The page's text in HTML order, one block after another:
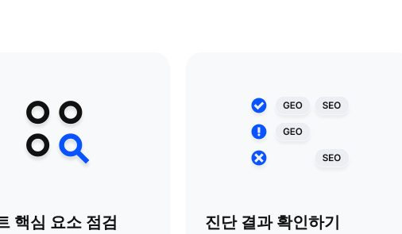
핵심 요소 점검 진단 결과 확인하기